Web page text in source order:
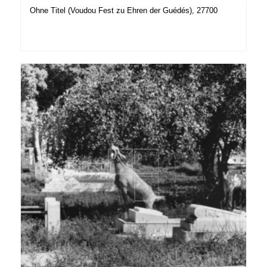
Ohne Titel (Voudou Fest zu Ehren der Guédés), 27700